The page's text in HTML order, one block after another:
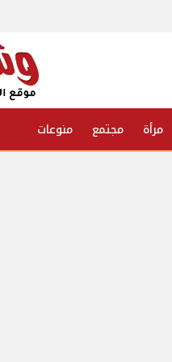
مرأة مجتمع منوعات